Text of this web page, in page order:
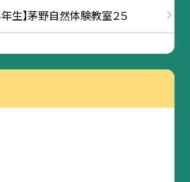
年生】茅野自然体験教室２５